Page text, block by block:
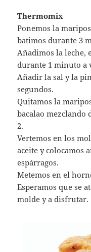
Thermomix
Ponemos la
batimos durante 3
Añadimos la leche,
durante 1 minuto a
Añadir la sal y la
segundos.
Quitamos la
bacalao mezclando
2.
Vertemos en los
aceite y colocamos
espárragos.
Metemos en el
Esperamos que se
molde y a disfrutar.